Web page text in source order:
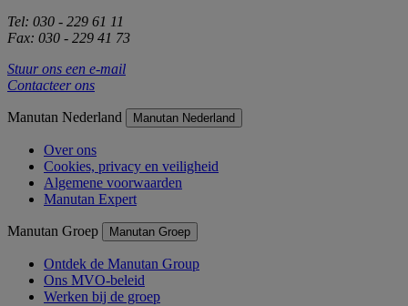
Tel: 030 - 229 61 11
Fax: 030 - 229 41 73
Stuur ons een e-mail
Contacteer ons
Manutan Nederland Manutan Nederland
Over ons
Cookies, privacy en veiligheid
Algemene voorwaarden
Manutan Expert
Manutan Groep Manutan Groep
Ontdek de Manutan Group
Ons MVO-beleid
Werken bij de groep